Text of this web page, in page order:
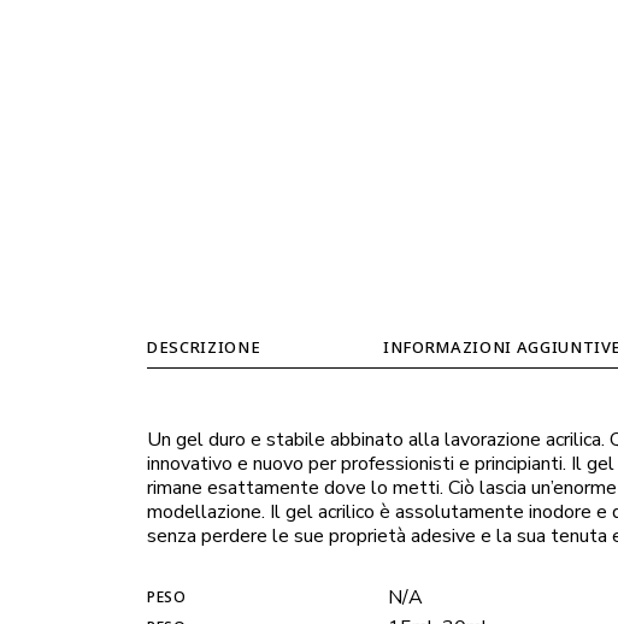
DESCRIZIONE INFORMAZIONI AGGIUNTIVE
Un gel duro e stabile abbinato alla lavorazione
innovativo e nuovo per professionisti e principianti. Il
rimane esattamente dove lo metti. Ciò lascia
modellazione. Il gel acrilico è assolutamente inodore e
senza perdere le sue proprietà adesive e la sua
PESO N/A